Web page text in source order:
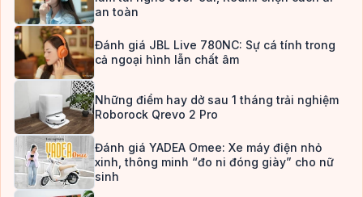
an toàn
Đánh giá JBL Live 780NC: Sự cá tính trong
cả ngoại hình lẫn chất âm
Những điểm hay dở sau 1 tháng trải nghiệm
Roborock Qrevo 2 Pro
Đánh giá YADEA Omee: Xe máy điện nhỏ
xinh, thông minh “đo ni đóng giày” cho nữ
sinh